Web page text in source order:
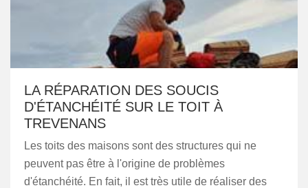
LA RÉPARATION DES SOUCIS
D'ÉTANCHÉITÉ SUR LE TOIT À
TREVENANS
Les toits des maisons sont des structures qui ne
peuvent pas être à l'origine de problèmes
d'étanchéité. En fait, il est très utile de réaliser des